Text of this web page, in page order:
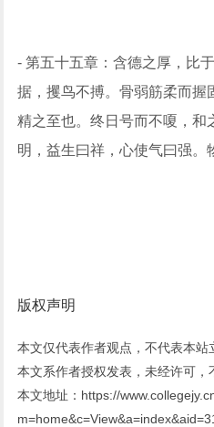
- 第五十五章：含德之厚，比
据，攫鸟不搏。骨弱筋柔而握
精之至也。终日号而不嗄，和
明，益生曰祥，心使气曰强。
版权声明
本文仅代表作者观点，不代表本站
本文系作者授权发表，未经许可，
本文地址：https://